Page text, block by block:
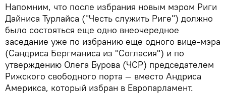
Напомним, что после избрания новым мэром Риги
Дайниса Турлайса ("Честь служить Риге") должно
было состояться еще одно внеочередное
заседание уже по избранию еще одного вице-мэра
(Сандриса Бергманиса из "Согласия") и по
утверждению Олега Бурова (ЧСР) председателем
Рижского свободного порта — вместо Андриса
Америкса, который избран в Европарламент.